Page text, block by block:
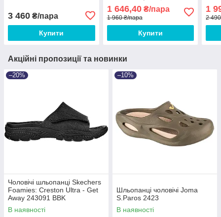
3 460 ₴/пара
Купити
1 646,40₴/пара
1 960 ₴/пара
Купити
1
2
Акційні пропозиції та новинки
–20%
Чоловічі шльопанці Skechers
Foamies: Creston Ultra - Get
Away 243091 BBK
В наявності
–10%
Шльопанці чоловічі Joma
S.Paros 2423
В наявності